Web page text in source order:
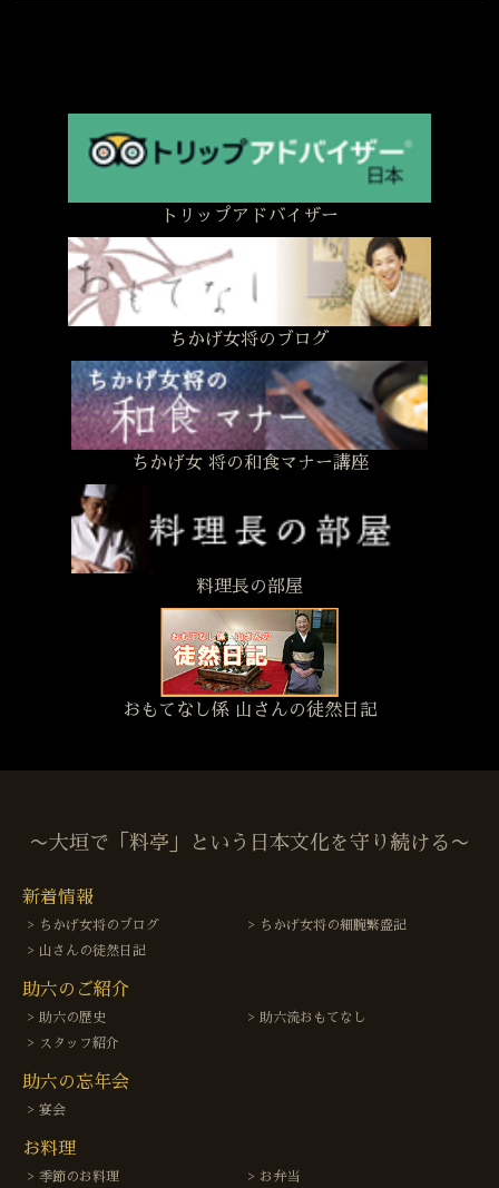
トリップアドバイザー
ちかげ女将のブログ
ちかげ女 将の和食マナー講座
料理長の部屋
おもてなし係 山さんの徒然日記
〜大垣で「料亭」という日本文化を守り続ける〜
新着情報
ちかげ女将のブログ
ちかげ女将の細腕繁盛記
山さんの徒然日記
助六のご紹介
助六の歴史
助六流おもてなし
スタッフ紹介
助六の忘年会
宴会
お料理
季節のお料理
お弁当